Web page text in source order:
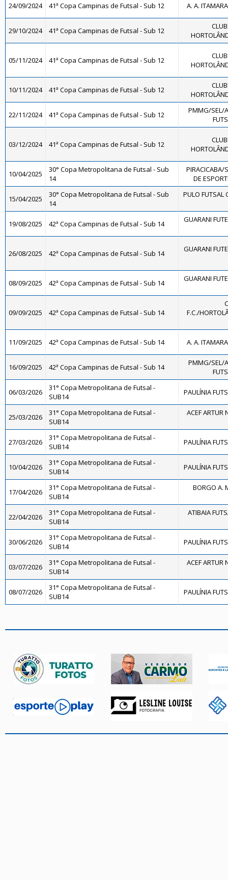
24/09/2024 41ª Copa Campinas de Futsal - Sub 12 A. A.
29/10/2024 41ª Copa Campinas de Futsal - Sub 12
05/11/2024 41ª Copa Campinas de Futsal - Sub 12
10/11/2024 41ª Copa Campinas de Futsal - Sub 12
22/11/2024 41ª Copa Campinas de Futsal - Sub 12
PMMG/SEL/
03/12/2024 41ª Copa Campinas de Futsal - Sub 12
10/04/2025
30° Copa Metropolitana de Futsal - Sub
14
PIRACICABA/
DE
15/04/2025
30° Copa Metropolitana de Futsal - Sub
14
PULO FUTSAL
19/08/2025 42ª Copa Campinas de Futsal - Sub 14 GUARANI
26/08/2025 42ª Copa Campinas de Futsal - Sub 14 GUARANI
08/09/2025 42ª Copa Campinas de Futsal - Sub 14 GUARANI
09/09/2025 42ª Copa Campinas de Futsal - Sub 14
F.C./
11/09/2025 42ª Copa Campinas de Futsal - Sub 14 A. A.
16/09/2025 42ª Copa Campinas de Futsal - Sub 14
PMMG/SEL/
06/03/2026
31° Copa Metropolitana de Futsal -
SUB14
PAULÍNIA
25/03/2026
31° Copa Metropolitana de Futsal -
SUB14
ACEF ARTUR
27/03/2026
31° Copa Metropolitana de Futsal -
SUB14
PAULÍNIA
10/04/2026
31° Copa Metropolitana de Futsal -
SUB14
PAULÍNIA
17/04/2026
31° Copa Metropolitana de Futsal -
SUB14
BORGO A.
22/04/2026
31° Copa Metropolitana de Futsal -
SUB14
ATIBAIA
30/06/2026
31° Copa Metropolitana de Futsal -
SUB14
PAULÍNIA
03/07/2026
31° Copa Metropolitana de Futsal -
SUB14
ACEF ARTUR
08/07/2026
31° Copa Metropolitana de Futsal -
SUB14
PAULÍNIA